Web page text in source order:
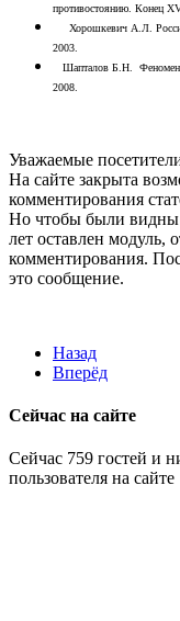
противостоянию.
Хорошкевич А.Л.
2003.
Шапталов Б.Н. Феномен
2008.
Уважаемые
На сайте закрыта
комментирования
Но чтобы были видны
лет оставлен
комментирования.
это сообщение.
Назад
Вперёд
Сейчас на сайте
Сейчас 759 гостей и
пользователя на сайте